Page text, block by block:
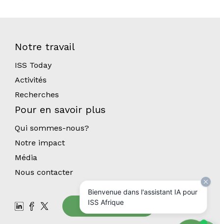
Notre travail
ISS Today
Activités
Recherches
Pour en savoir plus
Qui sommes-nous?
Notre impact
Média
Nous contacter
Abonnez-vous
Bienvenue dans l'assistant IA pour
ISS Afrique